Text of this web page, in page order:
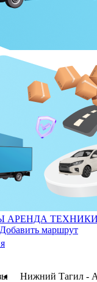
АРЕНДА ТЕХНИКИ
Добавить маршрут
Нижний Тагил -